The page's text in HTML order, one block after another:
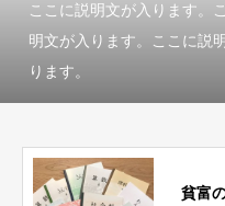
ここに説明文が入ります。
明文が入ります。ここに説
ります。
貧富